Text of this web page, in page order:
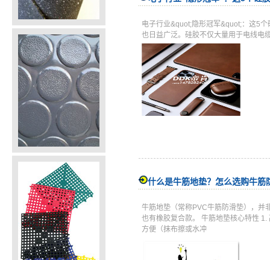
电子行业&quot;隐形冠军&quot;：这5
也日益广泛。硅胶不仅大量用于电线电
什么是牛筋地垫？怎么选购牛筋
牛筋地垫（常称PVC牛筋防滑垫），并
也有橡胶复合款。 牛筋地垫核心特性
方便（抹布擦或水冲